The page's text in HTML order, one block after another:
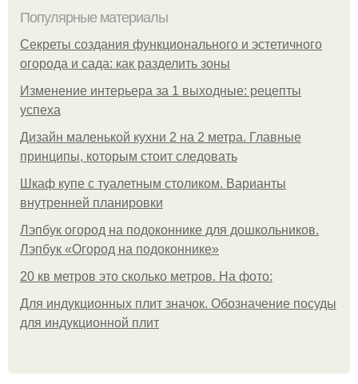
Популярные материалы
Секреты создания функционального и эстетичного
огорода и сада: как разделить зоны
Изменение интерьера за 1 выходные: рецепты
успеха
Дизайн маленькой кухни 2 на 2 метра. Главные
принципы, которым стоит следовать
Шкаф купе с туалетным столиком. Варианты
внутренней планировки
Лэпбук огород на подоконнике для дошкольников.
Лэпбук «Огород на подоконнике»
20 кв метров это сколько метров. На фото:
Для индукционных плит значок. Обозначение посуды
для индукционной плит